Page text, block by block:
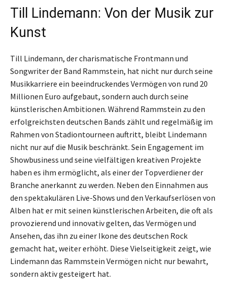
Till Lindemann: Von der Musik zur
Kunst
Till Lindemann, der charismatische Frontmann und
Songwriter der Band Rammstein, hat nicht nur durch seine
Musikkarriere ein beeindruckendes Vermögen von rund 20
Millionen Euro aufgebaut, sondern auch durch seine
künstlerischen Ambitionen. Während Rammstein zu den
erfolgreichsten deutschen Bands zählt und regelmäßig im
Rahmen von Stadiontourneen auftritt, bleibt Lindemann
nicht nur auf die Musik beschränkt. Sein Engagement im
Showbusiness und seine vielfältigen kreativen Projekte
haben es ihm ermöglicht, als einer der Topverdiener der
Branche anerkannt zu werden. Neben den Einnahmen aus
den spektakulären Live-Shows und den Verkaufserlösen von
Alben hat er mit seinen künstlerischen Arbeiten, die oft als
provozierend und innovativ gelten, das Vermögen und
Ansehen, das ihn zu einer Ikone des deutschen Rock
gemacht hat, weiter erhöht. Diese Vielseitigkeit zeigt, wie
Lindemann das Rammstein Vermögen nicht nur bewahrt,
sondern aktiv gesteigert hat.